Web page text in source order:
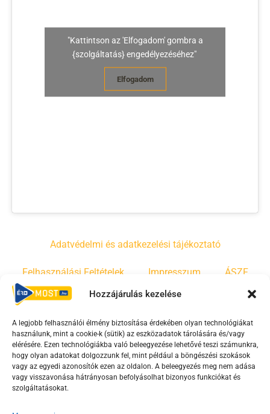
Hozzájárulás kezelése
A legjobb felhasználói élmény biztosítása érdekében olyan technológiákat
használunk, mint a cookie-k (sütik) az eszközadatok tárolására és/vagy
elérésére. Ezen technológiákba való beleegyezése lehetővé teszi számunkra,
hogy olyan adatokat dolgozzunk fel, mint például a böngészési szokások
vagy az egyedi azonosítók ezen az oldalon. A beleegyezés meg nem adása
vagy visszavonása hátrányosan befolyásolhat bizonyos funkciókat és
szolgáltatásokat.
"Kattintson az 'Elfogadom' gombra a
{szolgáltatás} engedélyezéséhez"
Elfogadom
Adatvédelmi és adatkezelési tájékoztató
Felhasználási Feltételek Impresszum ÁSZF
Irányelvek Moderálási szabályzat
F
a
c
e
Y
o
u
t
T
i
k